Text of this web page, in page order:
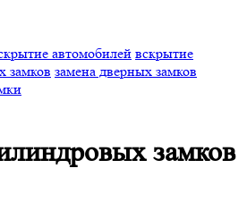
автомобилей вскрытие
замков замена дверных замков
замков